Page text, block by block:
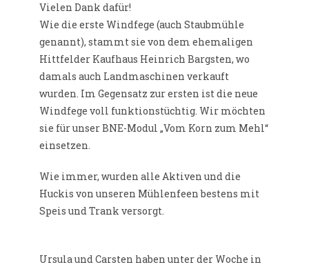
Vielen Dank dafür!
Wie die erste Windfege (auch Staubmühle
genannt), stammt sie von dem ehemaligen
Hittfelder Kaufhaus Heinrich Bargsten, wo
damals auch Landmaschinen verkauft
wurden. Im Gegensatz zur ersten ist die neue
Windfege voll funktionstüchtig. Wir möchten
sie für unser BNE-Modul „Vom Korn zum Mehl“
einsetzen.
Wie immer, wurden alle Aktiven und die
Huckis von unseren Mühlenfeen bestens mit
Speis und Trank versorgt.
Ursula und Carsten haben unter der Woche in